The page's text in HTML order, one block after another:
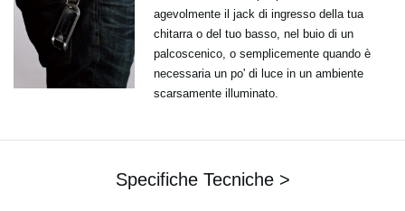
agevolmente il jack di ingresso della tua
chitarra o del tuo basso, nel buio di un
palcoscenico, o semplicemente quando è
necessaria un po' di luce in un ambiente
scarsamente illuminato.
Specifiche Tecniche >